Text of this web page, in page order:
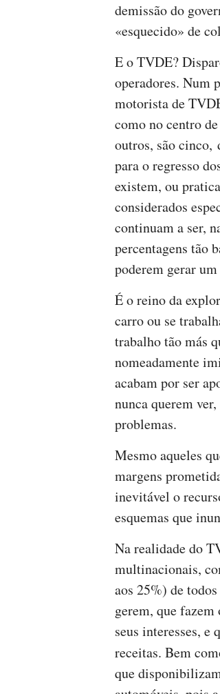
demissão do
«esquecido» de
E o TVDE?
operadores. Num
motorista de
como no centro
outros, são cinco,
para o regresso
existem, ou
considerados
continuam a ser,
percentagens tão
poderem gerar
É o reino da
carro ou se
trabalho tão más
nomeadamente
acabam por ser
nunca querem
problemas.
Mesmo aqueles
margens
inevitável o
esquemas que
Na realidade do
multinacionais,
aos 25%) de
gerem, que
seus interesses, e
receitas. Bem
que